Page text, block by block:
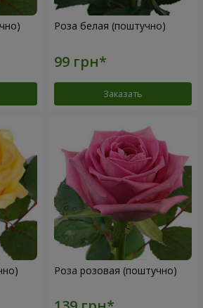
Роза белая (поштучно)
Заказать
Роза розовая (поштучно)